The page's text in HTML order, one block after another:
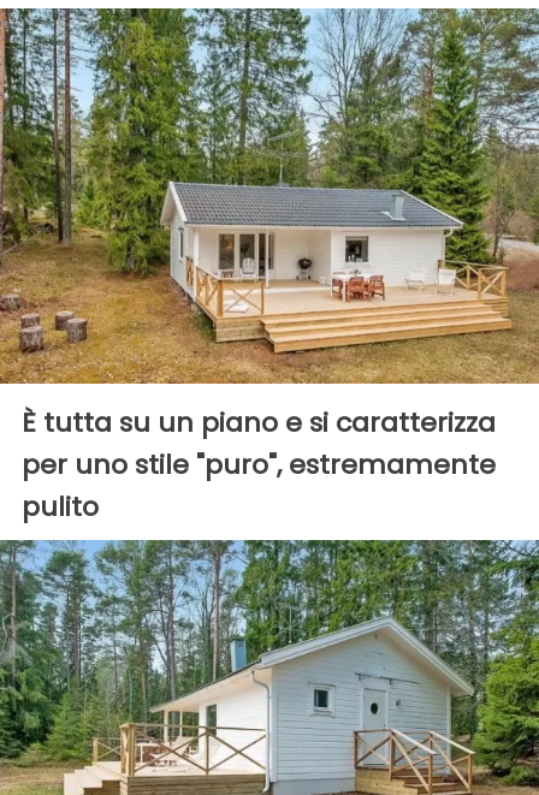
È tutta su un piano e si caratterizza
per uno stile "puro", estremamente
pulito